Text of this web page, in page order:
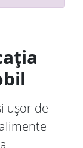
ușor de